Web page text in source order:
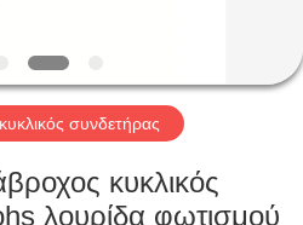
συνδετήρας
κυκλικός
λουρίδα φωτισμού